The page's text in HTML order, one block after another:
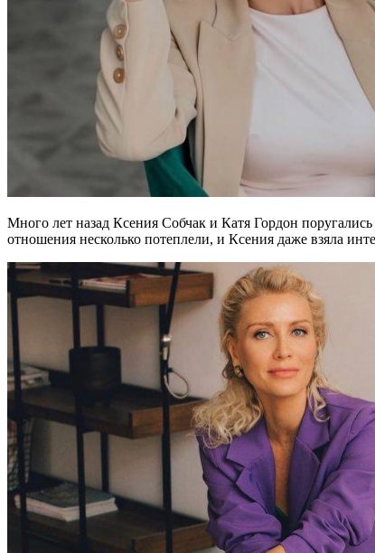
Много лет назад Ксения Собчак и Катя Гордон
отношения несколько потеплели, и Ксения даже взяла